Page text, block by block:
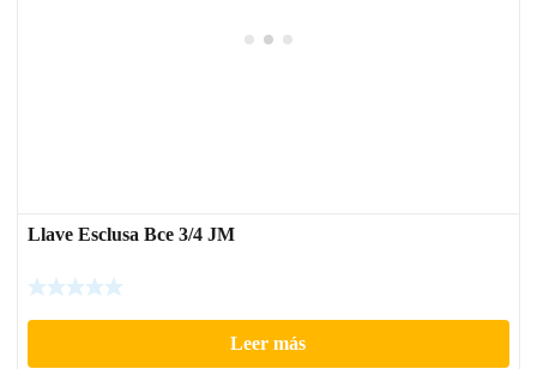
Llave Esclusa Bce 3/4 JM
Leer más